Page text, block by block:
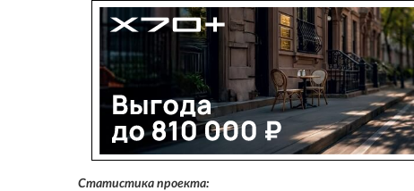
Статистика проекта: